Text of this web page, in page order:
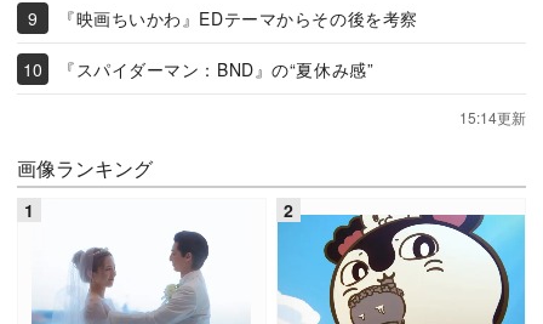
『映画ちいかわ』EDテーマからその後を考察
『スパイダーマン：BND』の“夏休み感”
15:14更新
画像ランキング